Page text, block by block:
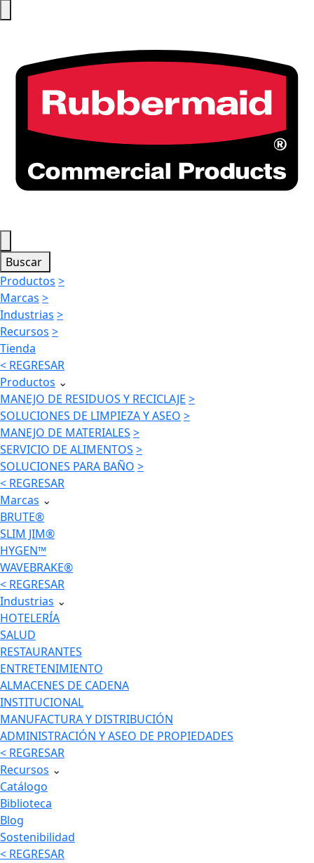
Buscar
Productos >
Marcas >
Industrias >
Recursos >
Tienda
< REGRESAR
Productos ⌄
MANEJO DE RESIDUOS Y RECICLAJE >
SOLUCIONES DE LIMPIEZA Y ASEO >
MANEJO DE MATERIALES >
SERVICIO DE ALIMENTOS >
SOLUCIONES PARA BAÑO >
< REGRESAR
Marcas ⌄
BRUTE®
SLIM JIM®
HYGEN™
WAVEBRAKE®
< REGRESAR
Industrias ⌄
HOTELERÍA
SALUD
RESTAURANTES
ENTRETENIMIENTO
ALMACENES DE CADENA
INSTITUCIONAL
MANUFACTURA Y DISTRIBUCIÓN
ADMINISTRACIÓN Y ASEO DE PROPIEDADES
< REGRESAR
Recursos ⌄
Catálogo
Biblioteca
Blog
Sostenibilidad
< REGRESAR